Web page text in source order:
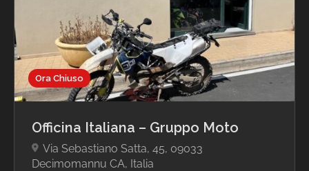
Ora Chiuso
Officina Italiana – Gruppo Moto
Via Sebastiano Satta, 45, 09033
Decimomannu CA, Italia